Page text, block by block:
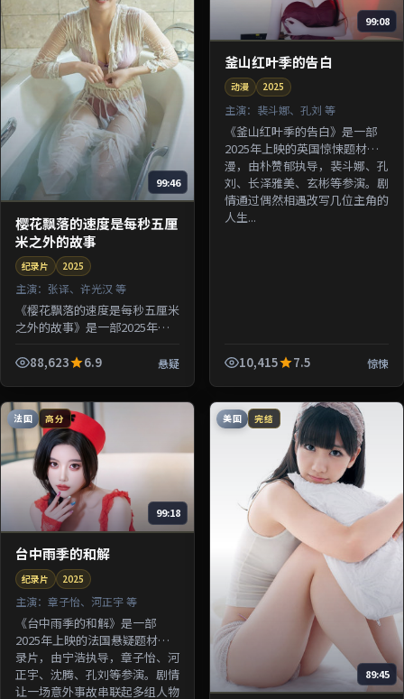
99:46
樱花飘落的速度是每秒五厘
米之外的故事
纪录片 2025
主演： 张译、许光汉 等
《樱花飘落的速度是每秒五厘米
之外的故事》是一部2025年上
由杜琪峰执导，张译、许光汉、
88,623 6.9 悬疑
99:08
釜山红叶季的告白
动漫 2025
主演： 裴斗娜、孔刘 等
《釜山红叶季的告白》是一部
2025年上映的英国惊悚题材动
漫，由朴赞郁执导，裴斗娜、孔
刘、长泽雅美、玄彬等参演。剧
情通过偶然相遇改写几位主角的
人生...
10,415 7.5 惊悚
法国 高分
99:18
台中雨季的和解
纪录片 2025
主演： 章子怡、河正宇 等
《台中雨季的和解》是一部
2025年上映的法国悬疑题材纪
录片，由宁浩执导，章子怡、河
正宇、沈腾、孔刘等参演。剧情
让一场意外事故串联起多组人物
美国 完结
89:45